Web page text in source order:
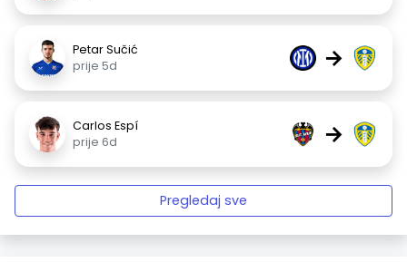
Petar Sučić
prije 5d
→
Carlos Espí
prije 6d
→
Pregledaj sve